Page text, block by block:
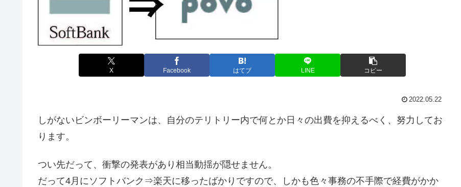
X Facebook はてブ LINE コピー
2022.05.22
しがないビンボーリーマンは、自分のテリトリー内で何とか日々の出費を抑えるべく、努力してお
ります。
つい先だって、衝撃の発表があり相当動揺が隠せません。
だって4月にソフトバンク⇒楽天に移ったばかりですので、しかも色々事務の不手際で経費がかか